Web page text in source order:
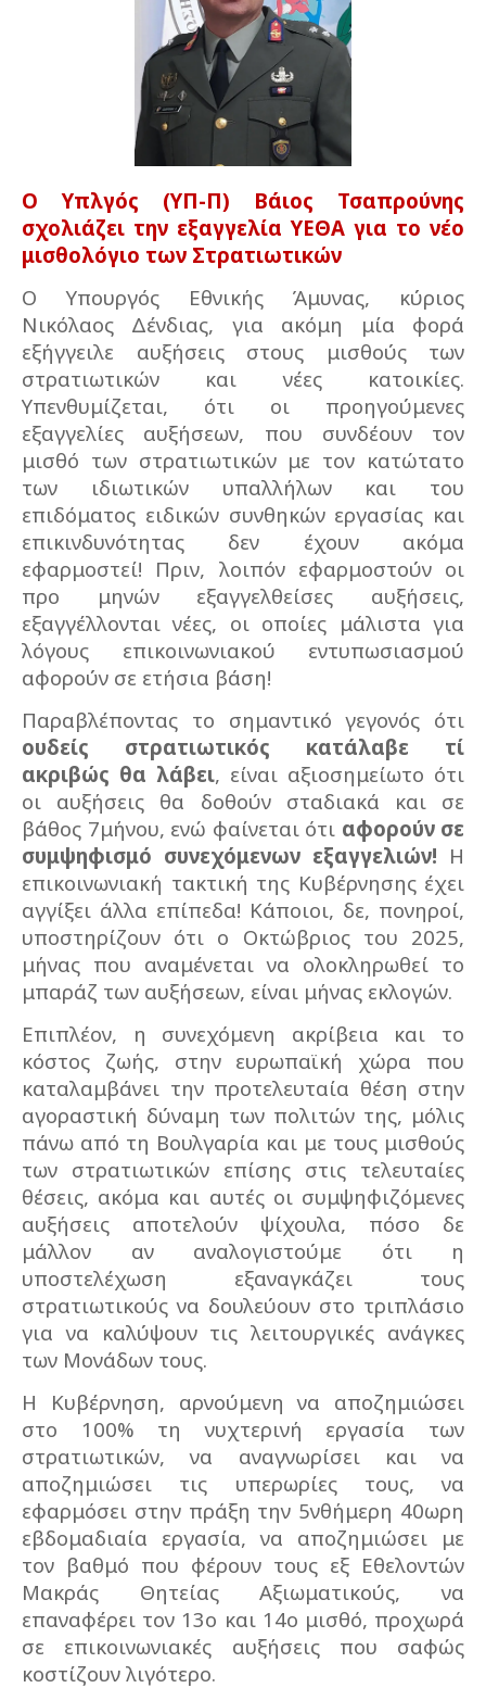
Ο Υπλγός (ΥΠ-Π) Βάιος Τσαπρούνης
σχολιάζει την εξαγγελία ΥΕΘΑ για το νέο
μισθολόγιο των Στρατιωτικών
Ο Υπουργός Εθνικής Άμυνας, κύριος
Νικόλαος Δένδιας, για ακόμη μία φορά
εξήγγειλε αυξήσεις στους μισθούς των
στρατιωτικών και νέες κατοικίες.
Υπενθυμίζεται, ότι οι προηγούμενες
εξαγγελίες αυξήσεων, που συνδέουν τον
μισθό των στρατιωτικών με τον κατώτατο
των ιδιωτικών υπαλλήλων και του
επιδόματος ειδικών συνθηκών εργασίας και
επικινδυνότητας δεν έχουν ακόμα
εφαρμοστεί! Πριν, λοιπόν εφαρμοστούν οι
προ μηνών εξαγγελθείσες αυξήσεις,
εξαγγέλλονται νέες, οι οποίες μάλιστα για
λόγους επικοινωνιακού εντυπωσιασμού
αφορούν σε ετήσια βάση!
Παραβλέποντας το σημαντικό γεγονός ότι
ουδείς στρατιωτικός κατάλαβε τί
ακριβώς θα λάβει, είναι αξιοσημείωτο ότι
οι αυξήσεις θα δοθούν σταδιακά και σε
βάθος 7μήνου, ενώ φαίνεται ότι αφορούν σε
συμψηφισμό συνεχόμενων εξαγγελιών! Η
επικοινωνιακή τακτική της Κυβέρνησης έχει
αγγίξει άλλα επίπεδα! Κάποιοι, δε, πονηροί,
υποστηρίζουν ότι ο Οκτώβριος του 2025,
μήνας που αναμένεται να ολοκληρωθεί το
μπαράζ των αυξήσεων, είναι μήνας εκλογών.
Επιπλέον, η συνεχόμενη ακρίβεια και το
κόστος ζωής, στην ευρωπαϊκή χώρα που
καταλαμβάνει την προτελευταία θέση στην
αγοραστική δύναμη των πολιτών της, μόλις
πάνω από τη Βουλγαρία και με τους μισθούς
των στρατιωτικών επίσης στις τελευταίες
θέσεις, ακόμα και αυτές οι συμψηφιζόμενες
αυξήσεις αποτελούν ψίχουλα, πόσο δε
μάλλον αν αναλογιστούμε ότι η
υποστελέχωση εξαναγκάζει τους
στρατιωτικούς να δουλεύουν στο τριπλάσιο
για να καλύψουν τις λειτουργικές ανάγκες
των Μονάδων τους.
Η Κυβέρνηση, αρνούμενη να αποζημιώσει
στο 100% τη νυχτερινή εργασία των
στρατιωτικών, να αναγνωρίσει και να
αποζημιώσει τις υπερωρίες τους, να
εφαρμόσει στην πράξη την 5νθήμερη 40ωρη
εβδομαδιαία εργασία, να αποζημιώσει με
τον βαθμό που φέρουν τους εξ Εθελοντών
Μακράς Θητείας Αξιωματικούς, να
επαναφέρει τον 13ο και 14ο μισθό, προχωρά
σε επικοινωνιακές αυξήσεις που σαφώς
κοστίζουν λιγότερο.